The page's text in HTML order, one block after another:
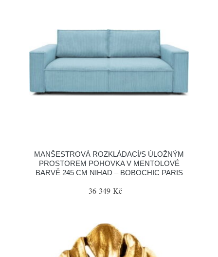
MANŠESTROVÁ ROZKLÁDACÍ/S ÚLOŽNÝM
PROSTOREM POHOVKA V MENTOLOVÉ
BARVĚ 245 CM NIHAD – BOBOCHIC PARIS
36 349 Kč